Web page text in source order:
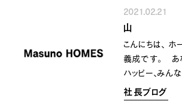
ン(2)ニャン(2)
猫の日 １９
ード工業会が
た。 同じ年
１(ワン)』 の
１月１日が 犬
た。 １月１
2021.02.21
山
こんにちは、
義成です。 あ
ハッピー、み
るために共に
えなければい
社長ブログ